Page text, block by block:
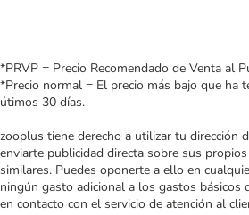
*PRVP = Precio Recomendado de Venta al
*Precio normal = El precio más bajo que ha
útimos 30 días.
zooplus tiene derecho a utilizar tu dirección
enviarte publicidad directa sobre sus
similares. Puedes oponerte a ello en
ningún gasto adicional a los gastos básicos
en contacto con el servicio de atención al